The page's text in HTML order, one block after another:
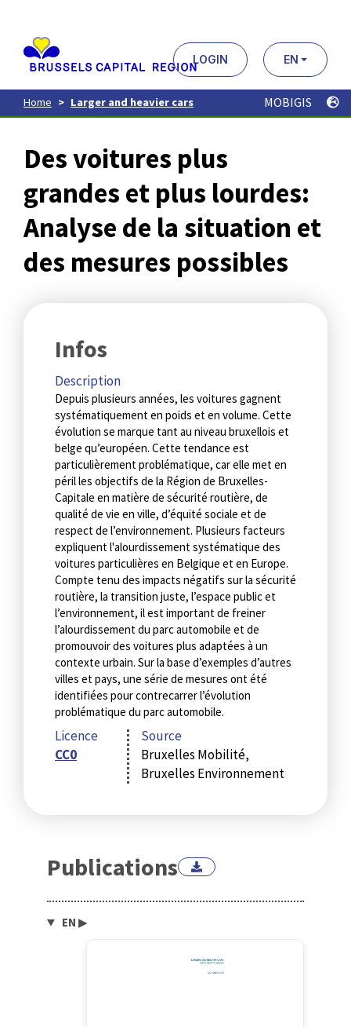
contenu
principal
LOGIN EN
Home Larger and heavier cars MOBIGIS
Des voitures plus
grandes et plus lourdes:
Analyse de la situation et
des mesures possibles
Infos
Description
Depuis plusieurs années, les voitures gagnent
systématiquement en poids et en volume. Cette
évolution se marque tant au niveau bruxellois et
belge qu’européen. Cette tendance est
particulièrement problématique, car elle met en
péril les objectifs de la Région de Bruxelles-
Capitale en matière de sécurité routière, de
qualité de vie en ville, d’équité sociale et de
respect de l’environnement. Plusieurs facteurs
expliquent l'alourdissement systématique des
voitures particulières en Belgique et en Europe.
Compte tenu des impacts négatifs sur la sécurité
routière, la transition juste, l’espace public et
l’environnement, il est important de freiner
l’alourdissement du parc automobile et de
promouvoir des voitures plus adaptées à un
contexte urbain. Sur la base d’exemples d’autres
villes et pays, une série de mesures ont été
identifiées pour contrecarrer l’évolution
problématique du parc automobile.
Licence
CC0
Source
Bruxelles Mobilité,
Bruxelles Environnement
Publications
EN ▶